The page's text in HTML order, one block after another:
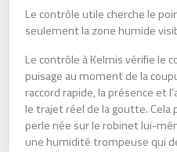
Le contrôle utile cherche le
seulement la zone humide
Le contrôle à Kelmis vérifie le
puisage au moment de la
raccord rapide, la présence et
le trajet réel de la goutte.
perle née sur le robinet lui-
une humidité trompeuse qui